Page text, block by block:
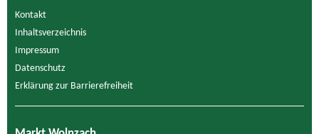
Kontakt
Inhaltsverzeichnis
Impressum
Datenschutz
Erklärung zur Barrierefreiheit